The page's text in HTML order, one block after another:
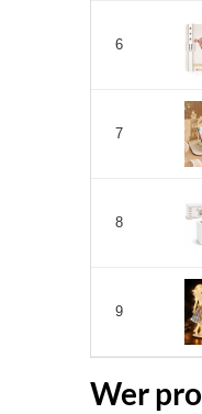
6
7
8
9
Wer